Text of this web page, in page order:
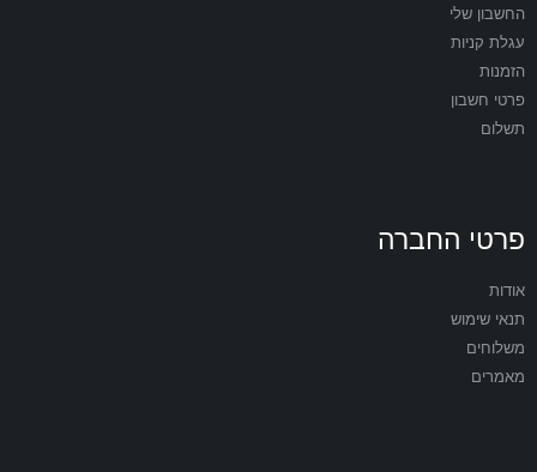
החשבון שלי
עגלת קניות
הזמנות
פרטי חשבון
תשלום
פרטי החברה
אודות
תנאי שימוש
משלוחים
מאמרים